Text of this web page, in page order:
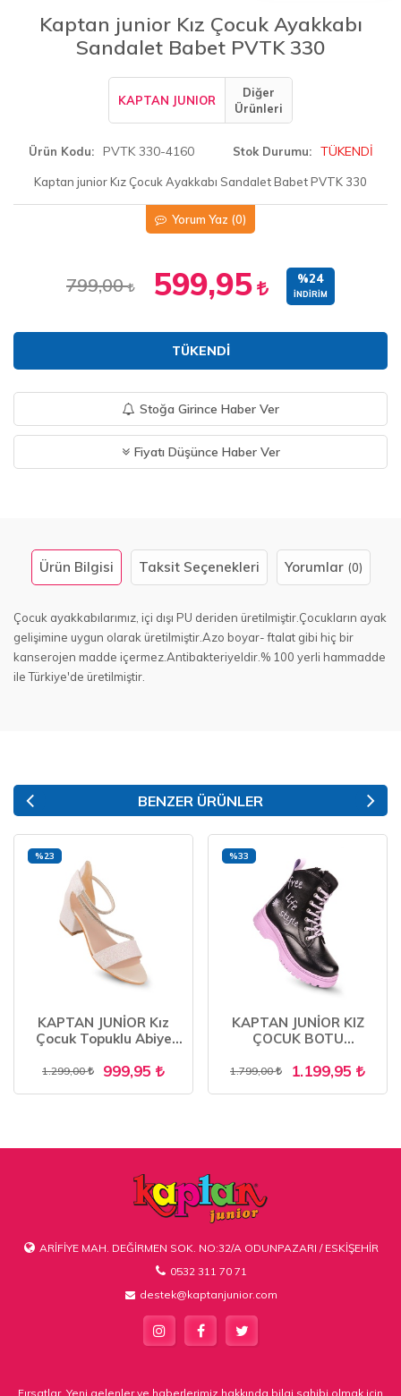
Kaptan junior Kız Çocuk Ayakkabı
Sandalet Babet PVTK 330
KAPTAN JUNIOR
Diğer
Ürünleri
Ürün Kodu PVTK 330-4160 Stok Durumu TÜKENDİ
Kaptan junior Kız Çocuk Ayakkabı Sandalet Babet PVTK 330
Yorum Yaz (0)
799,00 599,95 %24
İNDIRIM
TÜKENDI
Stoğa Girince Haber Ver
Fiyatı Düşünce Haber Ver
Ürün Bilgisi Taksit Seçenekleri Yorumlar (0)
Çocuk ayakkabılarımız, içi dışı PU deriden üretilmiştir.Çocukların ayak
gelişimine uygun olarak üretilmiştir.Azo boyar- ftalat gibi hiç bir
kanserojen madde içermez.Antibakteriyeldir.% 100 yerli hammadde
ile Türkiye'de üretilmiştir.
BENZER ÜRÜNLER
KAPTAN JUNİOR Kız
Çocuk Topuklu Abiye
1.299,00 999,95
%23
KAPTAN JUNİOR KIZ
ÇOCUK BOTU
1.799,00 1.199,95
%33
ARİFİYE MAH. DEĞİRMEN SOK. NO:32/A ODUNPAZARI / ESKİŞEHİR
0532 311 70 71
destek@kaptanjunior.com
Fırsatlar, Yeni gelenler ve haberlerimiz hakkında bilgi sahibi olmak için